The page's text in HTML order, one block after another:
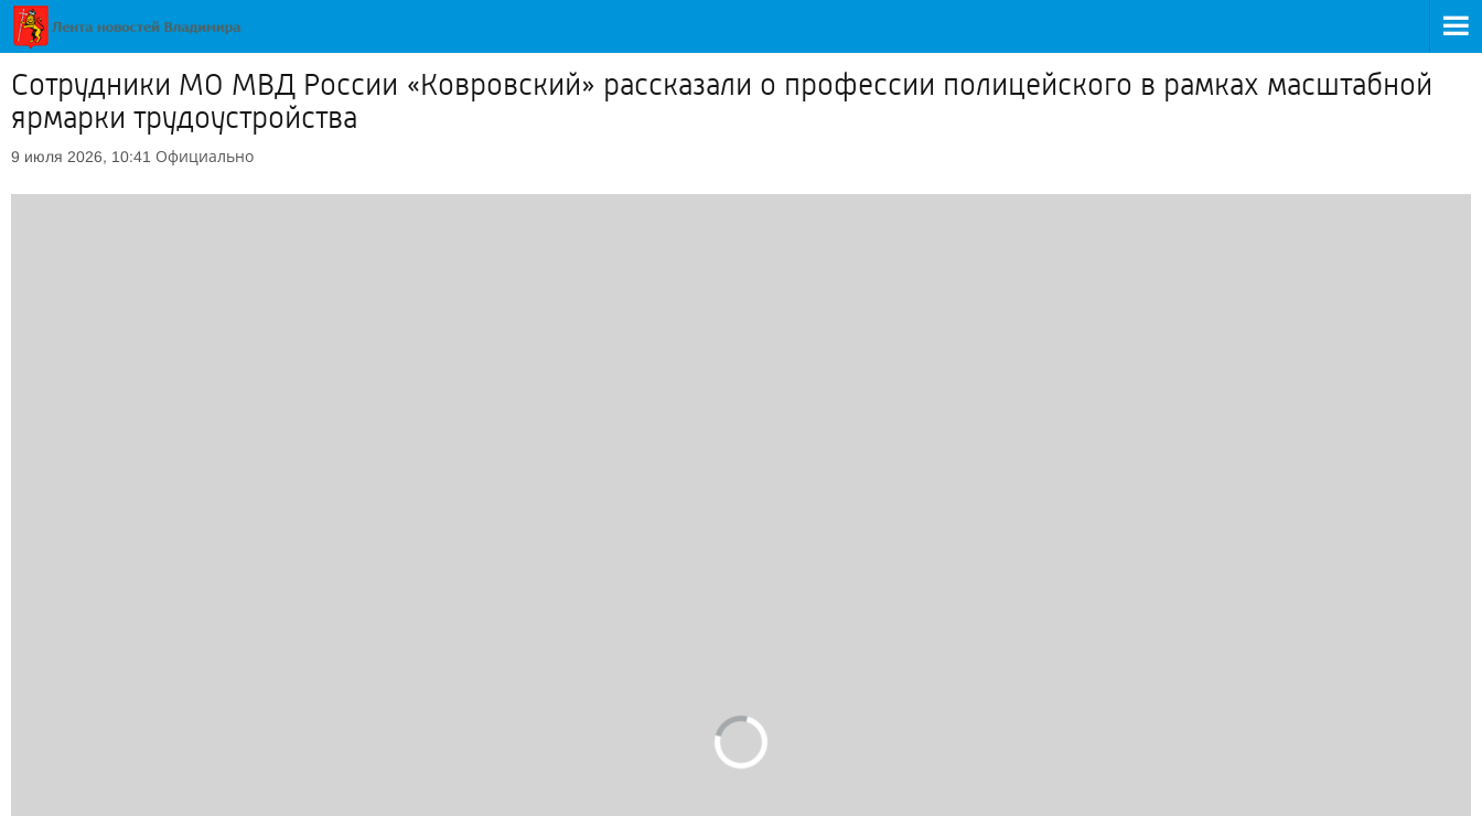
Сотрудники МО МВД России «Ковровский» рассказали о профессии полицейского в рамках масштабной
ярмарки трудоустройства
9 июля 2026, 10:41 Официально